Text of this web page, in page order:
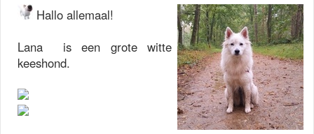
Hallo allemaal!
Lana is een grote witte
keeshond.